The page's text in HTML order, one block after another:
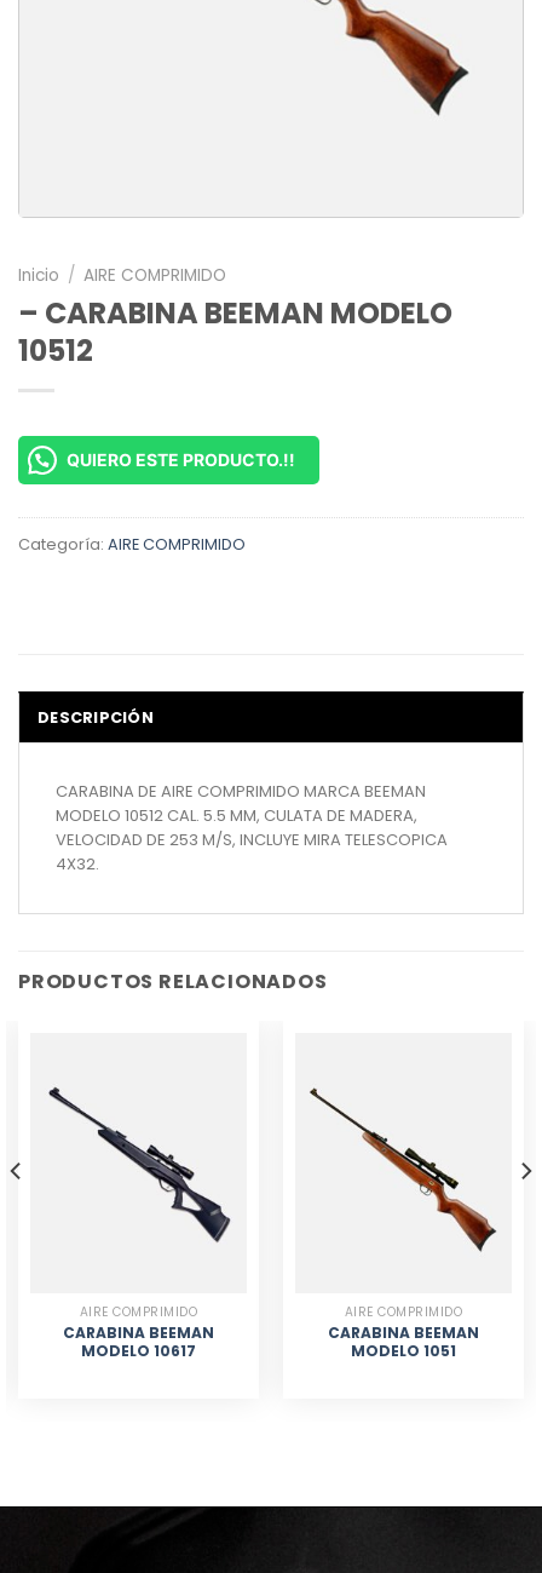
Inicio / AIRE COMPRIMIDO
– CARABINA BEEMAN MODELO
10512
QUIERO ESTE PRODUCTO.!!
Categoría: AIRE COMPRIMIDO
DESCRIPCIÓN
CARABINA DE AIRE COMPRIMIDO MARCA BEEMAN
MODELO 10512 CAL. 5.5 MM, CULATA DE MADERA,
VELOCIDAD DE 253 M/S, INCLUYE MIRA TELESCOPICA
4X32.
PRODUCTOS RELACIONADOS
AIRE COMPRIMIDO
CARABINA BEEMAN
MODELO 10617
AIRE COMPRIMIDO
CARABINA BEEMAN
MODELO 1051